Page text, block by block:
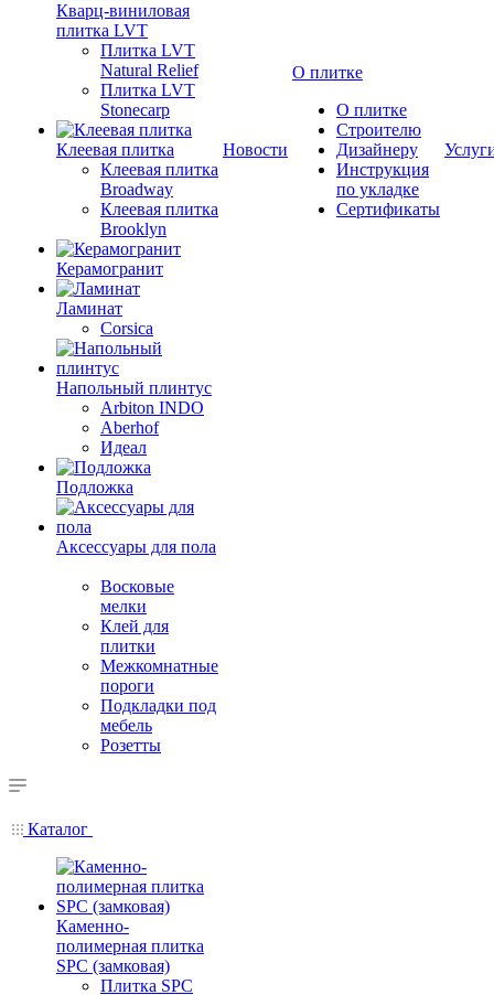
Кварц-виниловая
плитка LVT
Плитка LVT
Natural Relief
Плитка LVT
Stonecarp
Клеевая плитка
Клеевая плитка
Broadway
Клеевая плитка
Brooklyn
Керамогранит
Ламинат
Corsica
Напольный плинтус
Arbiton INDO
Aberhof
Идеал
Подложка
Аксессуары для пола
Восковые
мелки
Клей для
плитки
Межкомнатные
пороги
Подкладки под
мебель
Розетты
Новости
О плитке
О плитке
Строителю
Дизайнеру
Инструкция
по укладке
Сертификаты
Каталог
Каменно-
полимерная плитка
SPC (замковая)
Плитка SPC